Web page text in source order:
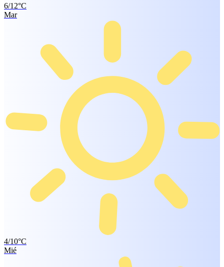
6/12°C
Mar
4/10°C
Mié